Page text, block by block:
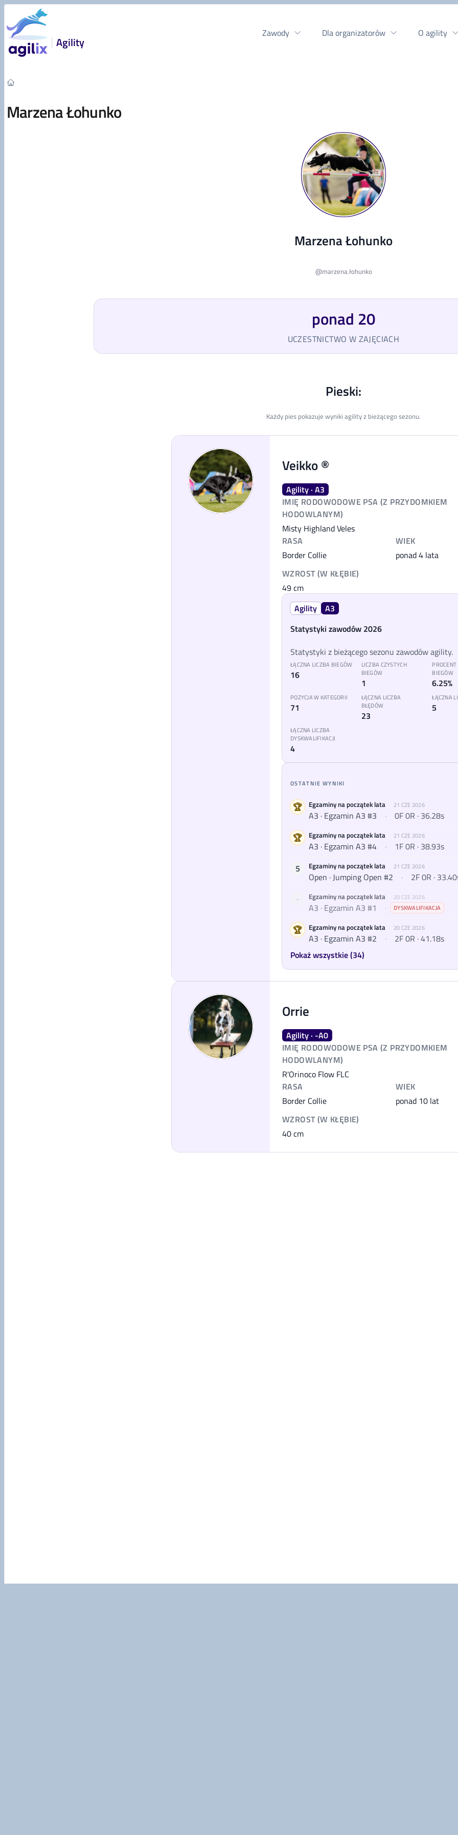
Przejdź do treści
Agility
Zawody Dla organizatorów O agility
Marzena Łohunko
Marzena Łohunko
@marzena.łohunko
ponad 20
UCZESTNICTWO W ZAJĘCIACH
Pieski:
Każdy pies pokazuje wyniki agility z bieżącego sezonu.
Veikko ®️
Agility · A3
IMIĘ RODOWODOWE PSA (Z PRZYDOMKIEM
HODOWLANYM)
Misty Highland Veles
RASA
Border Collie
WIEK
ponad 4 lata
WZROST (W KŁĘBIE)
49cm
Agility
A3
Statystyki zawodów 2026
Statystyki z bieżącego sezonu zawodów agility.
ŁĄCZNA LICZBA BIEGÓW
16
LICZBA CZYSTYCH
BIEGÓW
1
PROCENT
BIEGÓW
6.25%
POZYCJA W KATEGORII
71
ŁĄCZNA LICZBA
BŁĘDÓW
23
ŁĄCZNA
5
ŁĄCZNA LICZBA
DYSKWALIFIKACJI
4
OSTATNIE WYNIKI
🏆 Egzaminy na początek lata 21 CZE 2026
A3 · Egzamin A3 #3 ·
0F 0R · 36.28s
🏆
Egzaminy na początek lata 21 CZE 2026
A3 · Egzamin A3 #4 ·
1F 0R · 38.93s
5
Egzaminy na początek lata 21 CZE 2026
Open · Jumping Open #2 · 2F 0R ·
- Egzaminy na początek lata 20 CZE 2026
A3 · Egzamin A3 #1 · DYSKWALIFIKACJA
🏆 Egzaminy na początek lata 20 CZE 2026
A3 · Egzamin A3 #2 ·
2F 0R · 41.18s
Pokaż wszystkie (34)
Orrie
Agility · -A0
IMIĘ RODOWODOWE PSA (Z PRZYDOMKIEM
HODOWLANYM)
R'Orinoco Flow FLC
RASA
Border Collie
WIEK
ponad 10 lat
WZROST (W KŁĘBIE)
40cm